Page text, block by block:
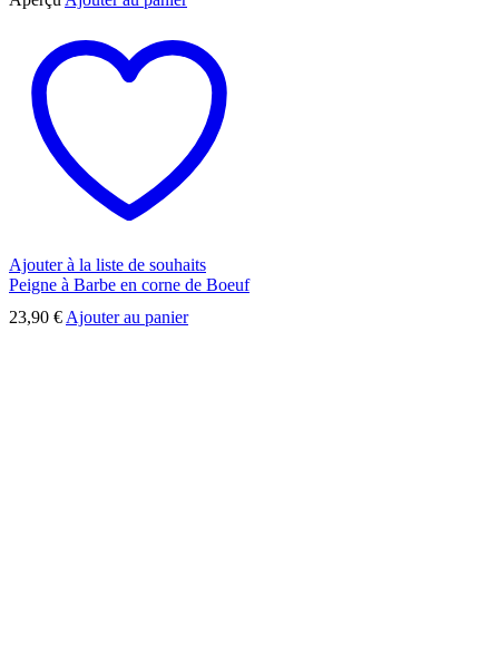
Ajouter à la liste de souhaits
Peigne à Barbe en corne de Boeuf
23,90 €Ajouter au panier